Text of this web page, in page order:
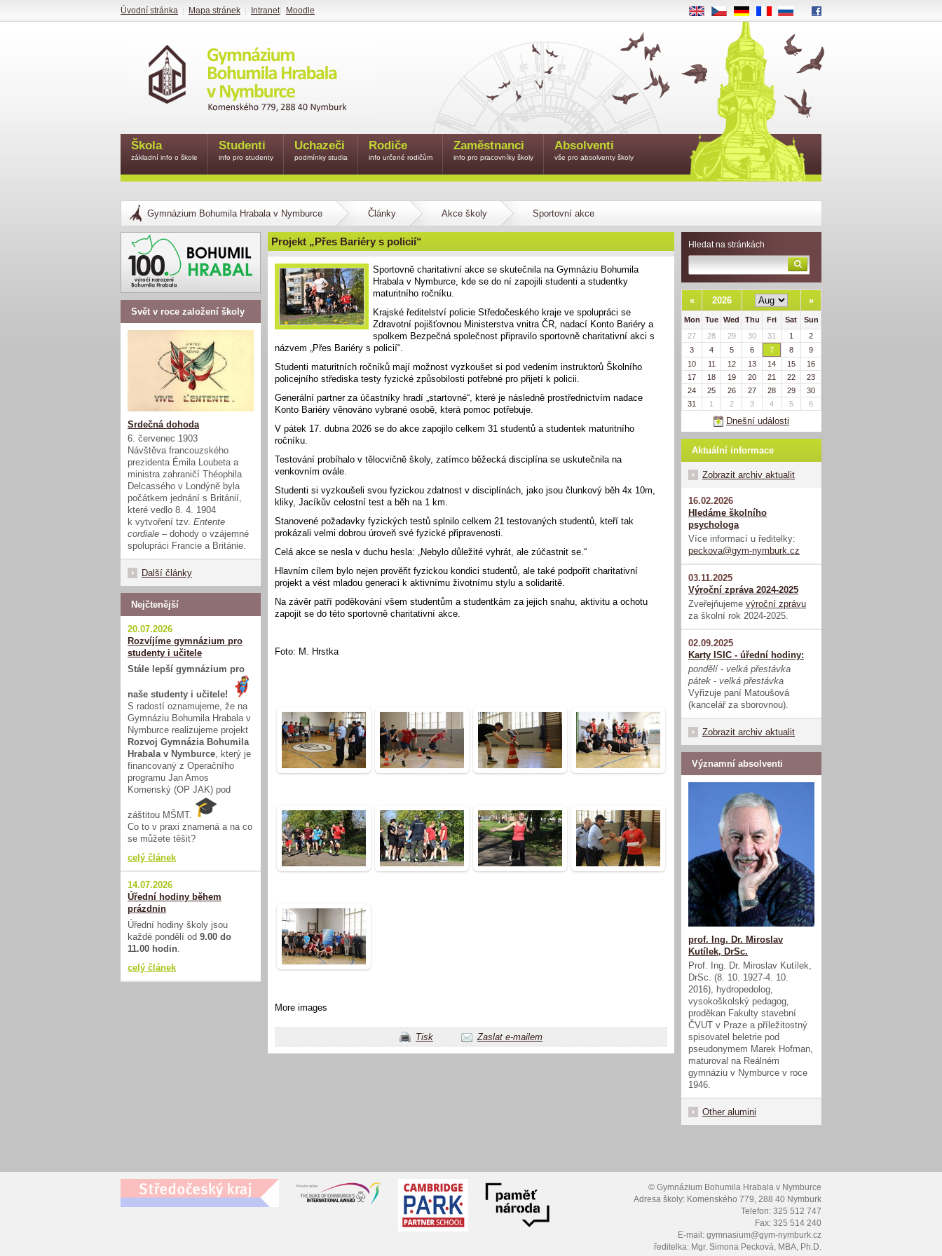
Gymnázium Bohumila Hrabala v Nymburce Články Akce školy Sportovní akce
Projekt „Přes Bariéry s policií“
Sportovně charitativní akce se skutečnila na Gymnáziu Bohumila
Hrabala v Nymburce, kde se do ní zapojili studenti a studentky
maturitního ročníku.
Krajské ředitelství policie Středočeského kraje ve spolupráci se
Zdravotní pojišťovnou Ministerstva vnitra ČR, nadací Konto Bariéry a
spolkem Bezpečná společnost připravilo sportovně charitativní akci s
názvem „Přes Bariéry s policií“.
Studenti maturitních ročníků mají možnost vyzkoušet si pod vedením instruktorů Školního
policejního střediska testy fyzické způsobilosti potřebné pro přijetí k policii.
Generální partner za účastníky hradí „startovné“, které je následně prostřednictvím nadace
Konto Bariéry věnováno vybrané osobě, která pomoc potřebuje.
V pátek 17. dubna 2026 se do akce zapojilo celkem 31 studentů a studentek maturitního
ročníku.
Testování probíhalo v tělocvičně školy, zatímco běžecká disciplína se uskutečnila na
venkovním ovále.
Studenti si vyzkoušeli svou fyzickou zdatnost v disciplínách, jako jsou člunkový běh 4x 10m,
kliky, Jacíkův celostní test a běh na 1 km.
Stanovené požadavky fyzických testů splnilo celkem 21 testovaných studentů, kteří tak
prokázali velmi dobrou úroveň své fyzické připravenosti.
Celá akce se nesla v duchu hesla: „Nebylo důležité vyhrát, ale zúčastnit se.“
Hlavním cílem bylo nejen prověřit fyzickou kondici studentů, ale také podpořit charitativní
projekt a vést mladou generaci k aktivnímu životnímu stylu a solidaritě.
Na závěr patří poděkování všem studentům a studentkám za jejich snahu, aktivitu a ochotu
zapojit se do této sportovně charitativní akce.
Foto: M. Hrstka
More images
Tisk Zaslat e-mailem
Hledat na stránkách
« 2026 »
Mon Tue Wed Thu Fri Sat
Sun
27
28 29 30 31 1
2
3
4 5 6 7 8
9
10
11 12 13 14 15
16
17
18 19 20 21 22
23
24
25 26 27 28 29
30
31
1 2 3 4 5 6
Dnešní události
Aktuální informace
Zobrazit archiv aktualit
16.02.2026
Hledáme školního
psychologa
Více informací u ředitelky:
peckova@gym-nymburk.cz
03.11.2025
Výroční zpráva 2024-2025
Zveřejňujeme výroční zprávu
za školní rok 2024-2025.
02.09.2025
Karty ISIC - úřední hodiny:
pondělí - velká přestávka
pátek - velká přestávka
Vyřizuje paní Matoušová
(kancelář za sborovnou).
Zobrazit archiv aktualit
Významní absolventi
prof. Ing. Dr. Miroslav
Kutílek, DrSc.
Prof. Ing. Dr. Miroslav Kutílek,
DrSc. (8. 10. 1927-4. 10.
2016), hydropedolog,
vysokoškolský pedagog,
proděkan Fakulty stavební
ČVUT v Praze a příležitostný
spisovatel beletrie pod
pseudonymem Marek Hofman,
maturoval na Reálném
gymnáziu v Nymburce v roce
1946.
Other alumini
Svět v roce založení školy
Srdečná dohoda
6. červenec 1903
Návštěva francouzského
prezidenta Émila Loubeta a
ministra zahraničí Théophila
Delcassého v Londýně byla
počátkem jednání s Británií,
které vedlo 8. 4. 1904
k vytvoření tzv. Entente
cordiale – dohody o vzájemné
spolupráci Francie a Británie.
Další články
Nejčtenější
20.07.2026
Rozvíjíme gymnázium pro
studenty i učitele
Stále lepší gymnázium pro
naše studenty i učitele!
S radostí oznamujeme, že na
Gymnáziu Bohumila Hrabala v
Nymburce realizujeme projekt
Rozvoj Gymnázia Bohumila
Hrabala v Nymburce , který je
financovaný z Operačního
programu Jan Amos
Komenský (OP JAK) pod
záštitou MŠMT.
Co to v praxi znamená a na co
se můžete těšit?
celý článek
14.07.2026
Úřední hodiny během
prázdnin
Úřední hodiny školy jsou
každé pondělí od 9.00 do
11.00 hodin
celý článek
Škola
základní info o škole
Studenti
info pro studenty
Uchazeči
podmínky studia
Rodiče
info určené rodičům
Zaměstnanci
info pro pracovníky školy
Absolventi
vše pro absolventy školy
© Gymnázium Bohumila Hrabala v Nymburce
Adresa školy: Komenského 779, 288 40 Nymburk
Telefon: 325 512 747
Fax: 325 514 240
E-mail: gymnasium@gym-nymburk.cz
ředitelka: Mgr. Simona Pecková, MBA, Ph.D.
Úvodní stránka Mapa stránek Intranet| Moodle EN CS DE RU